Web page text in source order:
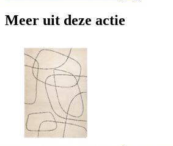
Meer uit deze actie